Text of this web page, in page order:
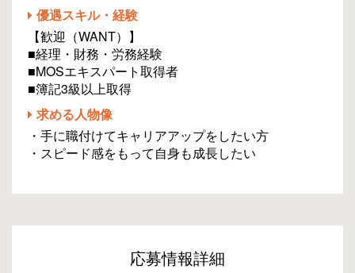
優遇スキル・経験
【歓迎（WANT）】
■経理・財務・労務経験
■MOSエキスパート取得者
■簿記3級以上取得
求める人物像
・手に職付けてキャリアアップをしたい方
・スピード感をもって自身も成長したい
応募情報詳細